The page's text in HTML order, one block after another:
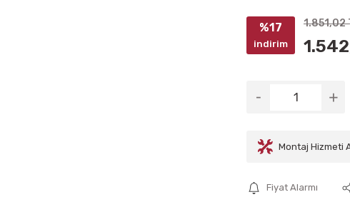
%17
indirim
1.851,02
Montaj Hizmeti
Fiyat Alarmı